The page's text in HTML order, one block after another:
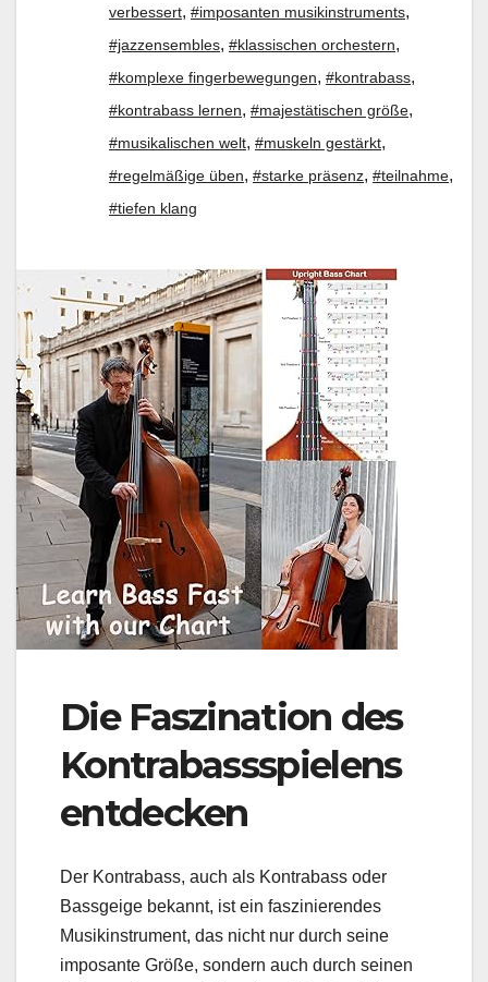
verbessert, #imposanten musikinstruments,
#jazzensembles, #klassischen orchestern,
#komplexe fingerbewegungen, #kontrabass,
#kontrabass lernen, #majestätischen größe,
#musikalischen welt, #muskeln gestärkt,
#regelmäßige üben, #starke präsenz, #teilnahme,
#tiefen klang
Die Faszination des
Kontrabassspielens
entdecken
Der Kontrabass, auch als Kontrabass oder
Bassgeige bekannt, ist ein faszinierendes
Musikinstrument, das nicht nur durch seine
imposante Größe, sondern auch durch seinen